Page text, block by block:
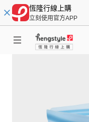
恆隆行線上購
立刻使用官方APP